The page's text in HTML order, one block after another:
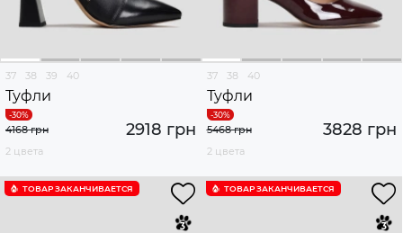
37 38 39 40
Туфли
2918 грн
4168 грн
2 цвета
37 38 40
Туфли
3828 грн
5468 грн
2 цвета
ТОВАР ЗАКАНЧИВАЕТСЯ ТОВАР ЗАКАНЧИВАЕТСЯ